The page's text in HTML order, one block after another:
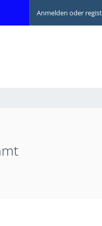
Anmelden oder